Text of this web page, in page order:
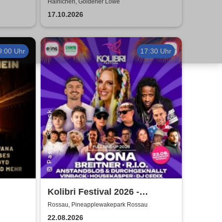
Hainichen, Goldener Löwe
17.10.2026
Uhr 17:30 Uhr
Kolibri Festival 2026 -
Sachsens Party-Festival
Rossau, Pineapplewakepark Rossau
22.08.2026